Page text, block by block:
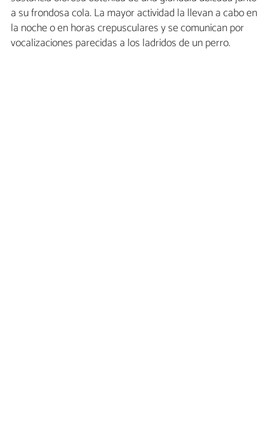
a su frondosa cola. La mayor actividad la llevan a cabo en
la noche o en horas crepusculares y se comunican por
vocalizaciones parecidas a los ladridos de un perro.